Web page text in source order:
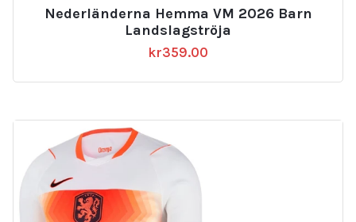
Nederländerna Hemma VM 2026 Barn
Landslagströja
kr359.00